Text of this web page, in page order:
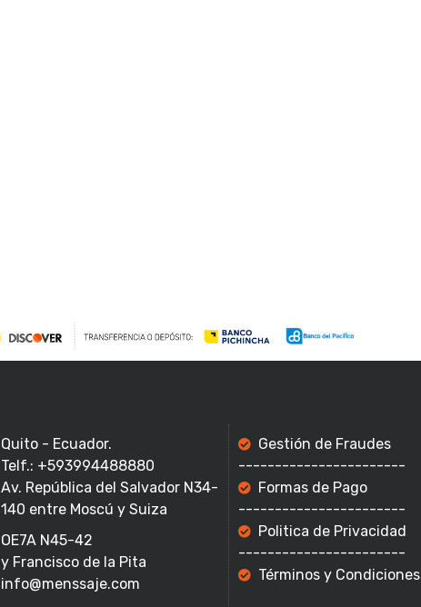
Quito - Ecuador.
Telf.: +593994488880
Av. República del Salvador N34-
140 entre Moscú y Suiza
OE7A N45-42
y Francisco de la Pita
info@menssaje.com
Gestión de Fraudes
-----------------------
Formas de Pago
-----------------------
Politica de Privacidad
-----------------------
Términos y Condiciones